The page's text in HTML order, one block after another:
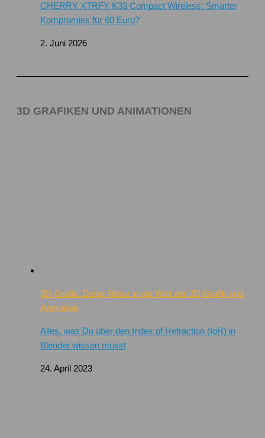
CHERRY XTRFY K33 Compact Wireless: Smarter
Kompromiss für 60 Euro?
2. Juni 2026
3D GRAFIKEN UND ANIMATIONEN
3D-Grafik: Deine Reise in die Welt der 3D Grafik und
Animation
Alles, was Du über den Index of Refraction (IoR) in
Blender wissen musst
24. April 2023